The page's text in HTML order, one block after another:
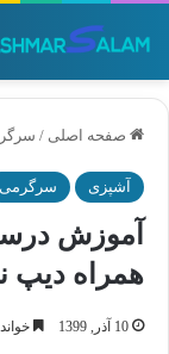
صفحه اصلی /
آشپزی سرگرمی
آموزش
همراه دیپ
10 آذر, 1399 خواندن